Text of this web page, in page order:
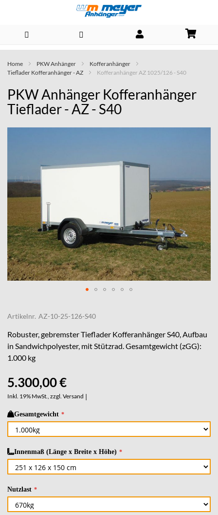
Direkt
zum
Inhalt
Home PKW Anhänger
Kofferanhänger
Tieflader Kofferanhänger - AZ
Kofferanhänger AZ 1025/126 - S40
PKW Anhänger Kofferanhänger
Tieflader - AZ - S40
Skip
the
gallery
the
beginning
of
the
images
Artikelnr. AZ-10-25-126-S40
Robuster, gebremster Tieflader Kofferanhänger S40, Aufbau
in Sandwichpolyester, mit Stützrad. Gesamtgewicht (zGG):
1.000 kg
5.300,00 €
Inkl. 19% MwSt., zzgl. Versand |
Gesamtgewicht
Innenmaß (Länge x Breite x Höhe)
Nutzlast